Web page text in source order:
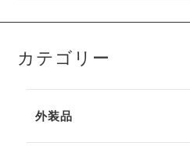
カテゴリー
外装品